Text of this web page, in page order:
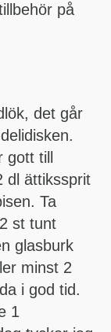
på
det går
till
dl ättikssprit
Ta
st tunt
glasburk
minst 2
i god tid.
1